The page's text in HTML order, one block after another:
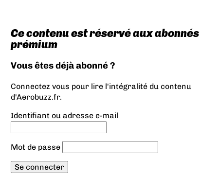
Ce contenu est réservé aux abonnés
prémium
Vous êtes déjà abonné ?
Connectez vous pour lire l'intégralité du contenu
d'Aerobuzz.fr.
Identifiant ou adresse e-mail
Mot de passe